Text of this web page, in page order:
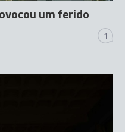
um ferido
1